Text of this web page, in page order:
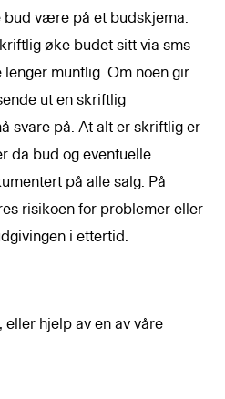
være på et budskjema.
øke budet sitt via sms
muntlig. Om noen gir
ut en skriftlig
svare på. At alt er skriftlig er
da bud og eventuelle
på alle salg. På
risikoen for problemer eller
i ettertid.
eller hjelp av en av våre